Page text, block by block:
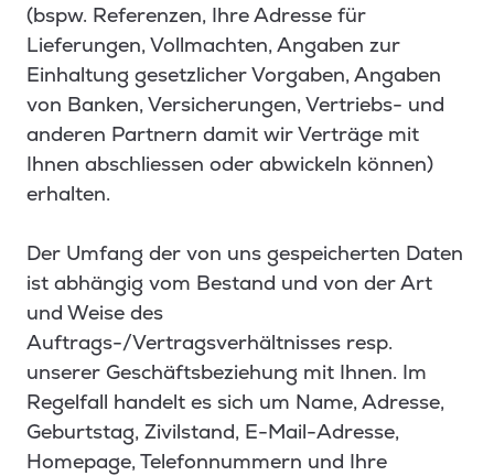
(bspw. Referenzen, Ihre Adresse für
Lieferungen, Vollmachten, Angaben zur
Einhaltung gesetzlicher Vorgaben, Angaben
von Banken, Versicherungen, Vertriebs- und
anderen Partnern damit wir Verträge mit
Ihnen abschliessen oder abwickeln können)
erhalten.
Der Umfang der von uns gespeicherten Daten
ist abhängig vom Bestand und von der Art
und Weise des
Auftrags-/Vertragsverhältnisses resp.
unserer Geschäftsbeziehung mit Ihnen. Im
Regelfall handelt es sich um Name, Adresse,
Geburtstag, Zivilstand, E-Mail-Adresse,
Homepage, Telefonnummern und Ihre